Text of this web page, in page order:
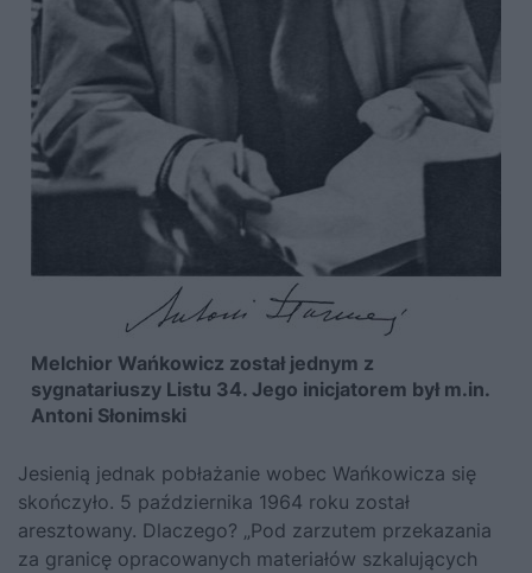
Melchior Wańkowicz został jednym z
sygnatariuszy Listu 34. Jego inicjatorem był m.in.
Antoni Słonimski
Jesienią jednak pobłażanie wobec Wańkowicza się
skończyło. 5 października 1964 roku został
aresztowany. Dlaczego? „Pod zarzutem przekazania
za granicę opracowanych materiałów szkalujących